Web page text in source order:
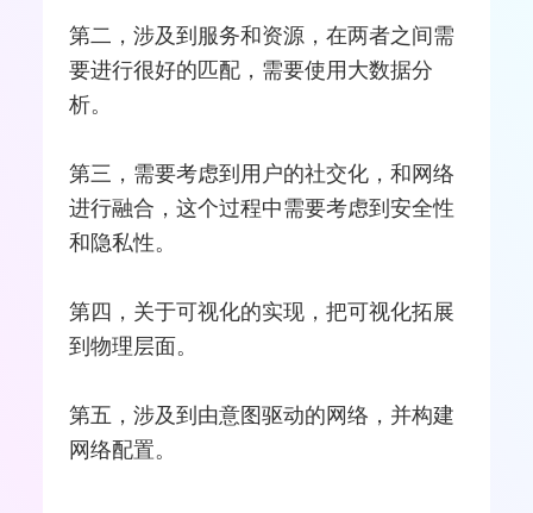
第二，涉及到服务和资源，在两者之间需
要进行很好的匹配，需要使用大数据分
析。
第三，需要考虑到用户的社交化，和网络
进行融合 ，这个过程中需要考虑到安全性
和隐私性。
第四，关于可视化的实现，把可视化拓展
到物理层面。
第五，涉及到由意图驱动的网络，并构建
网络配置。